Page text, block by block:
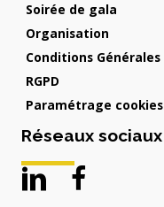
Soirée de gala
Organisation
Conditions Générales
RGPD
Paramétrage cookies
Réseaux sociaux